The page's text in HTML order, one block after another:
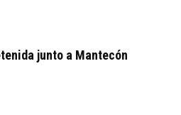
junto a Mantecón